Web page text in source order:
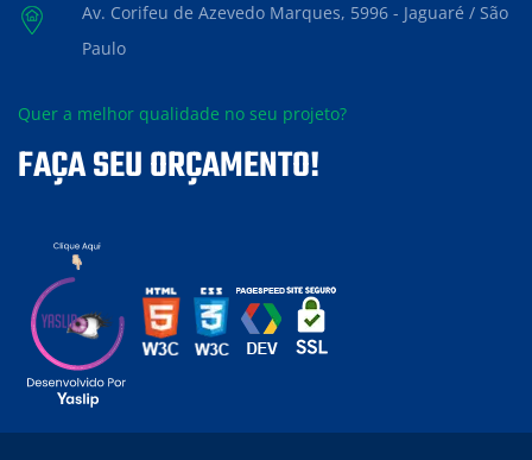
Av. Corifeu de Azevedo Marques, 5996 - Jaguaré / São
Paulo
Quer a melhor qualidade no seu projeto?
FAÇA SEU ORÇAMENTO!